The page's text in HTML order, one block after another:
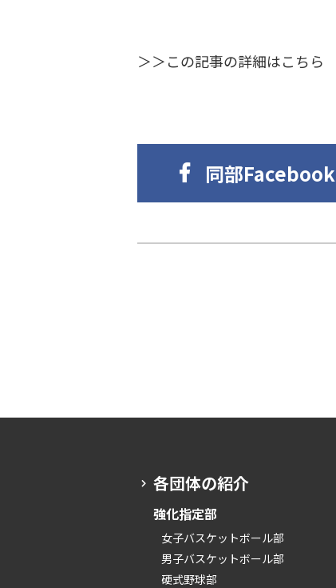
＞＞この記事の詳細はこちら
同部Facebook
各団体の紹介
強化指定部
女子バスケットボール部
男子バスケットボール部
硬式野球部